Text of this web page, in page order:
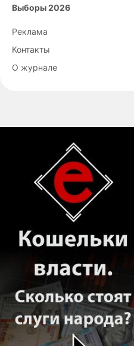
Выборы 2026
Реклама
Контакты
О журнале